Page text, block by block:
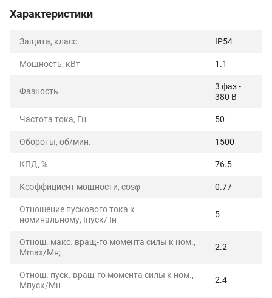
Характеристики
Защита, класс IP54
Мощность, кВт 1.1
Фазность
3 фаз -
380 В
Частота тока, Гц 50
Обороты, об/мин. 1500
КПД, % 76.5
Коэффициент мощности, cosφ 0.77
Отношение пускового тока к
номинальному, Iпуск/ Iн
5
Отнош. макс. вращ-го момента силы к ном.,
Mmax/Mн;
2.2
Отнош. пуск. вращ-го момента силы к ном.,
Mпуск/Mн
2.4